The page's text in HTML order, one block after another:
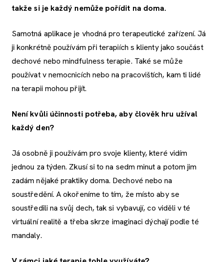
takže si je každý nemůže pořídit na doma.
Samotná aplikace je vhodná pro terapeutické zařízení. Já
ji konkrétně používám při terapiích s klienty jako součást
dechové nebo mindfulness terapie. Také se může
používat v nemocnicích nebo na pracovištích, kam ti lidé
na terapii mohou přijít.
Není kvůli účinnosti potřeba, aby člověk hru užíval
každý den?
Já osobně ji používám pro svoje klienty, které vidím
jednou za týden. Zkusí si to na sedm minut a potom jim
zadám nějaké praktiky doma. Dechové nebo na
soustředění. A okořeníme to tím, že místo aby se
soustředili na svůj dech, tak si vybavují, co viděli v té
virtuální realitě a třeba skrze imaginaci dýchají podle té
mandaly.